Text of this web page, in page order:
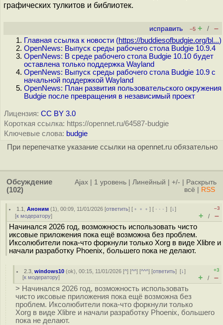
графических тулкитов и библиотек.
исправить –5 + / –
Главная ссылка к новости (https://buddiesofbudgie.org/bl...)
OpenNews: Выпуск среды рабочего стола Budgie 10.9.4
OpenNews: В среде рабочего стола Budgie 10.10 будет
оставлена только поддержка Wayland
OpenNews: Выпуск среды рабочего стола Budgie 10.9 с
начальной поддержкой Wayland
OpenNews: План развития пользовательского окружения
Budgie после превращения в независимый проект
Лицензия: CC BY 3.0
Короткая ссылка: https://opennet.ru/64587-budgie
Ключевые слова: budgie
При перепечатке указание ссылки на opennet.ru обязательно
Обсуждение
(102)
Ajax 1 уровень Линейный +/-
Раскрыть
всё
RSS
1.1 ,Аноним (1), 00:09, 11/01/2026 [ответить] [ ﹢﹢﹢] [ · · ·][↓]
[к модератору]
–3
+ / –
Начинался 2026 год, возможность использовать чисто
иксовые приложения пока ещё возможна без проблем.
Иксолюбители пока-что форкнули только Xorg в виде Xlibre и
начали разработку Phoenix, большего пока не делают.
2.3 ,windows10 (ok), 00:15, 11/01/2026 [^] [^^] [^^^] [ответить][↓]
[к модератору]
+3
+ / –
> Начинался 2026 год, возможность использовать
чисто иксовые приложения пока ещё возможна без
проблем. Иксолюбители пока-что форкнули только
Xorg в виде Xlibre и начали разработку Phoenix, большего
пока не делают.